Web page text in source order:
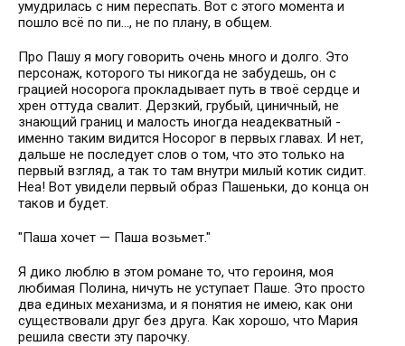
умудрилась с ним переспать. Вот с этого момента и
пошло всё по пи..., не по плану, в общем.
Про Пашу я могу говорить очень много и долго. Это
персонаж, которого ты никогда не забудешь, он с
грацией носорога прокладывает путь в твоё сердце и
хрен оттуда свалит. Дерзкий, грубый, циничный, не
знающий границ и малость иногда неадекватный -
именно таким видится Носорог в первых главах. И нет,
дальше не последует слов о том, что это только на
первый взгляд, а так то там внутри милый котик сидит.
Неа! Вот увидели первый образ Пашеньки, до конца он
таков и будет.
"Паша хочет — Паша возьмет."
Я дико люблю в этом романе то, что героиня, моя
любимая Полина, ничуть не уступает Паше. Это просто
два единых механизма, и я понятия не имею, как они
существовали друг без друга. Как хорошо, что Мария
решила свести эту парочку.